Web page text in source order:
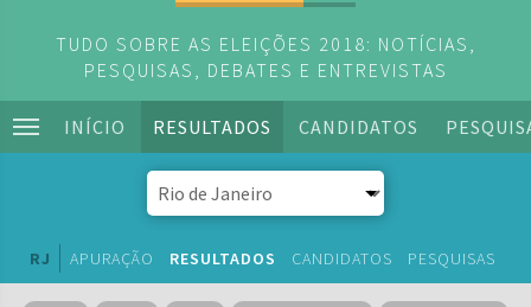
TUDO SOBRE AS ELEIÇÕES 2018: NOTÍCIAS,
PESQUISAS, DEBATES E ENTREVISTAS
INÍCIO RESULTADOS CANDIDATOS
RJ APURAÇÃO RESULTADOS CANDIDATOS PESQUISAS